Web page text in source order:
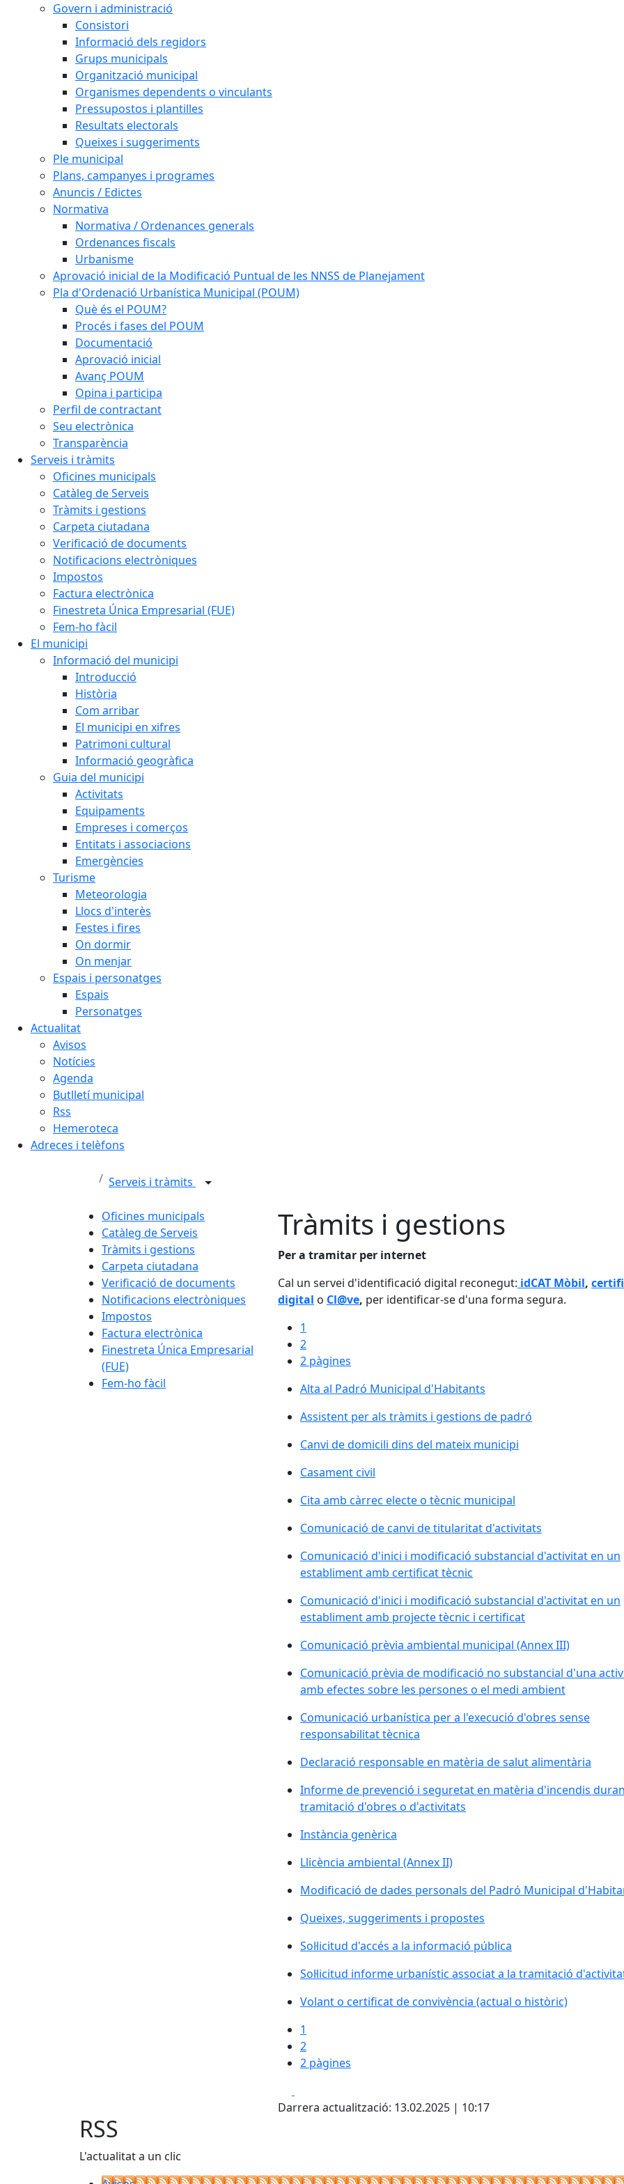
Govern i administració
Consistori
Informació dels regidors
Grups municipals
Organització municipal
Organismes dependents o vinculants
Pressupostos i plantilles
Resultats electorals
Queixes i suggeriments
Ple municipal
Plans, campanyes i programes
Anuncis / Edictes
Normativa
Normativa / Ordenances generals
Ordenances fiscals
Urbanisme
Aprovació inicial de la Modificació Puntual de les NNSS de Planejament
Pla d'Ordenació Urbanística Municipal (POUM)
Què és el POUM?
Procés i fases del POUM
Documentació
Aprovació inicial
Avanç POUM
Opina i participa
Perfil de contractant
Seu electrònica
Transparència
Serveis i tràmits
Oficines municipals
Catàleg de Serveis
Tràmits i gestions
Carpeta ciutadana
Verificació de documents
Notificacions electròniques
Impostos
Factura electrònica
Finestreta Única Empresarial (FUE)
Fem-ho fàcil
El municipi
Informació del municipi
Introducció
Història
Com arribar
El municipi en xifres
Patrimoni cultural
Informació geogràfica
Guia del municipi
Activitats
Equipaments
Empreses i comerços
Entitats i associacions
Emergències
Turisme
Meteorologia
Llocs d'interès
Festes i fires
On dormir
On menjar
Espais i personatges
Espais
Personatges
Actualitat
Avisos
Notícies
Agenda
Butlletí municipal
Rss
Hemeroteca
Adreces i telèfons
Serveis i tràmits
Oficines municipals
Catàleg de Serveis
Tràmits i gestions
Carpeta ciutadana
Verificació de documents
Notificacions electròniques
Impostos
Factura electrònica
Finestreta Única Empresarial
(FUE)
Fem-ho fàcil
Tràmits i gestions
Per a tramitar per internet
Cal un servei d'identificació digital reconegut: idCAT Mòbil,
digital o Cl@ve, per identificar-se d'una forma segura.
1
2
2 pàgines
Alta al Padró Municipal d'Habitants
Assistent per als tràmits i gestions de padró
Canvi de domicili dins del mateix municipi
Casament civil
Cita amb càrrec electe o tècnic municipal
Comunicació de canvi de titularitat d'activitats
Comunicació d'inici i modificació substancial d'activitat en un
establiment amb certificat tècnic
Comunicació d'inici i modificació substancial d'activitat en un
establiment amb projecte tècnic i certificat
Comunicació prèvia ambiental municipal (Annex III)
Comunicació prèvia de modificació no substancial d'una
amb efectes sobre les persones o el medi ambient
Comunicació urbanística per a l'execució d'obres sense
responsabilitat tècnica
Declaració responsable en matèria de salut alimentària
Informe de prevenció i seguretat en matèria d'incendis
tramitació d'obres o d'activitats
Instància genèrica
Llicència ambiental (Annex II)
Modificació de dades personals del Padró Municipal
Queixes, suggeriments i propostes
Sol·licitud d'accés a la informació pública
Sol·licitud informe urbanístic associat a la tramitació
Volant o certificat de convivència (actual o històric)
1
2
2 pàgines
Darrera actualització: 13.02.2025 | 10:17
RSS
L'actualitat a un clic